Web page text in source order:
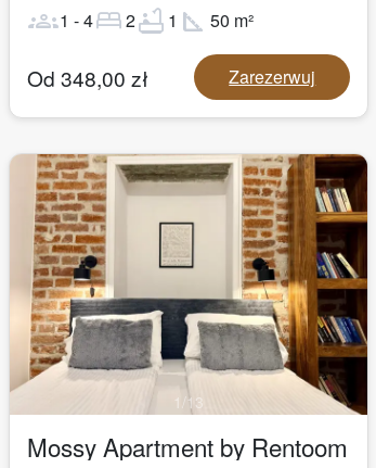
groups1 -4bed2bathtub 1 square_foot 50 m²
Od 348,00 zł Zarezerwuj
1 /13
Mossy Apartment by Rentoom